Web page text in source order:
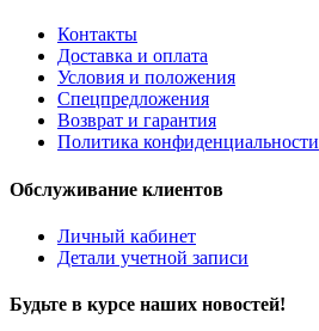
Контакты
Доставка и оплата
Условия и положения
Спецпредложения
Возврат и гарантия
Политика конфиденциальности
Обслуживание клиентов
Личный кабинет
Детали учетной записи
Будьте в курсе наших новостей!